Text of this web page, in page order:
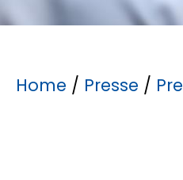
Home / Presse /